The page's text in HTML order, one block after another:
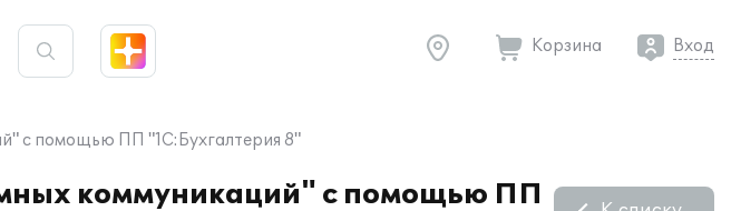
Корзина Вход
с помощью ПП "1С:Бухгалтерия 8"
коммуникаций" с помощью ПП